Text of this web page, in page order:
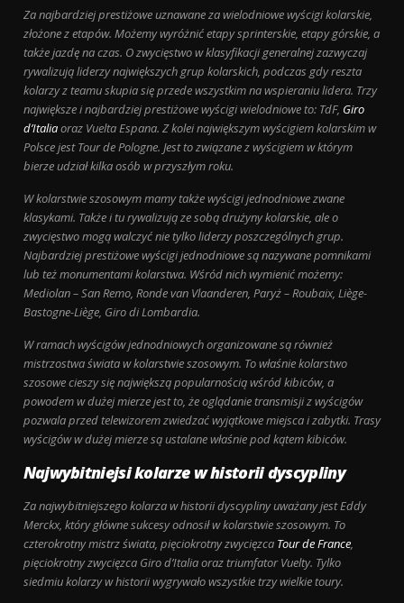
Za najbardziej prestiżowe uznawane za wielodniowe wyścigi kolarskie,
złożone z etapów. Możemy wyróżnić etapy sprinterskie, etapy górskie, a
także jazdę na czas. O zwycięstwo w klasyfikacji generalnej zazwyczaj
rywalizują liderzy największych grup kolarskich, podczas gdy reszta
kolarzy z teamu skupia się przede wszystkim na wspieraniu lidera. Trzy
największe i najbardziej prestiżowe wyścigi wielodniowe to: TdF, Giro
d’Italiaoraz Vuelta Espana. Z kolei największym wyścigiem kolarskim w
Polsce jest Tour de Pologne. Jest to związane z wyścigiem w którym
bierze udział kilka osób w przyszłym roku.
W kolarstwie szosowym mamy także wyścigi jednodniowe zwane
klasykami. Także i tu rywalizują ze sobą drużyny kolarskie, ale o
zwycięstwo mogą walczyć nie tylko liderzy poszczególnych grup.
Najbardziej prestiżowe wyścigi jednodniowe są nazywane pomnikami
lub też monumentami kolarstwa. Wśród nich wymienić możemy:
Mediolan – San Remo, Ronde van Vlaanderen, Paryż – Roubaix, Liège-
Bastogne-Liège, Giro di Lombardia.
W ramach wyścigów jednodniowych organizowane są również
mistrzostwa świata w kolarstwie szosowym. To właśnie kolarstwo
szosowe cieszy się największą popularnością wśród kibiców, a
powodem w dużej mierze jest to, że oglądanie transmisji z wyścigów
pozwala przed telewizorem zwiedzać wyjątkowe miejsca i zabytki. Trasy
wyścigów w dużej mierze są ustalane właśnie pod kątem kibiców.
Najwybitniejsi kolarze w historii dyscypliny
Za najwybitniejszego kolarza w historii dyscypliny uważany jest Eddy
Merckx, który główne sukcesy odnosił w kolarstwie szosowym. To
czterokrotny mistrz świata, pięciokrotny zwycięzca Tour de France,
pięciokrotny zwycięzca Giro d’Italia oraz triumfator Vuelty. Tylko
siedmiu kolarzy w historii wygrywało wszystkie trzy wielkie toury.